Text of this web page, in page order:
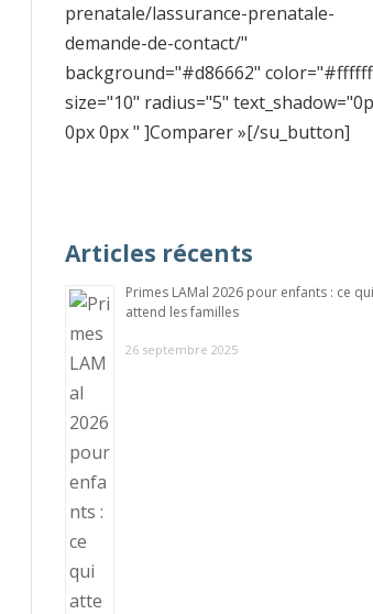
prenatale/lassurance-prenatale-
demande-de-contact/"
background="#d86662"
size="10" radius="5"
0px 0px " ]Comparer »[/su_button]
Articles récents
Primes LAMal 2026 pour enfants : ce qui
attend les familles
26 septembre 2025